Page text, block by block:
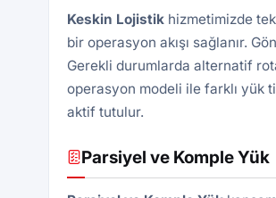
Keskin Lojistikhizmetimizde
bir operasyon akışı sağlanır.
Gerekli durumlarda alternatif
operasyon modeli ile farklı yük
aktif tutulur.
Parsiyel ve Komple Yük